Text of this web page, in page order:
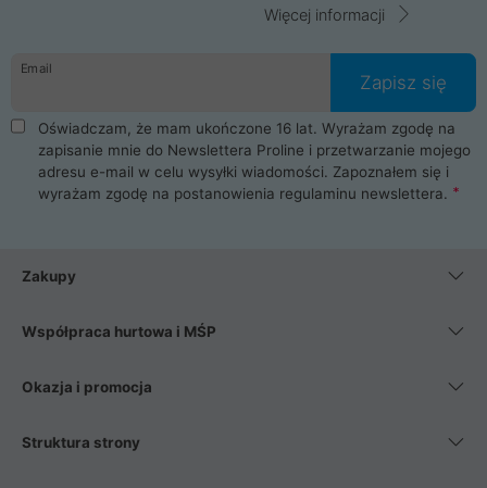
Więcej informacji
Email
Zapisz się
Oświadczam, że mam ukończone 16 lat. Wyrażam zgodę na
zapisanie mnie do Newslettera Proline i przetwarzanie mojego
adresu e-mail w celu wysyłki wiadomości. Zapoznałem się i
wyrażam zgodę na postanowienia regulaminu newslettera.
Zakupy
Współpraca hurtowa i MŚP
Okazja i promocja
Struktura strony